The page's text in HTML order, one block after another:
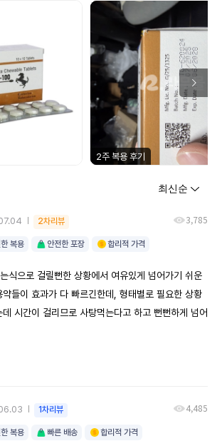
2주 복용 후기
2차리뷰 3,785
복용 안전한 포장 합리적 가격
식으로 걸릴뻔한 상황에서 여유있게 넘어가기 쉬운
들이 효과가 다 빠르긴한데, 형태별로 필요한 상황
시간이 걸리므로 사탕먹는다고 하고 뻔뻔하게 넘어
1차리뷰 4,485
복용 빠른 배송 합리적 가격